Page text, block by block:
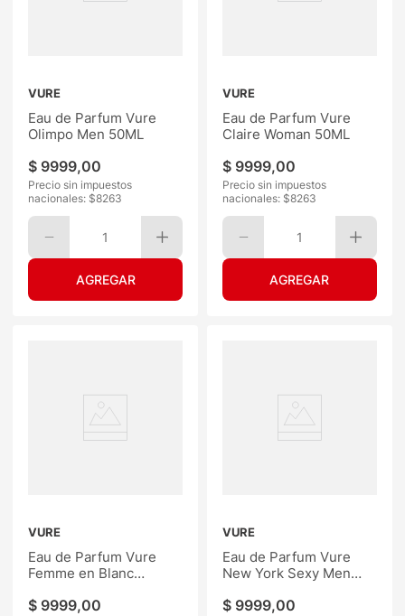
VURE
Eau de Parfum Vure
Olimpo Men 50ML
$ 9999,00
Precio sin impuestos
nacionales: $8263
1
VURE
Eau de Parfum Vure
Claire Woman 50ML
$ 9999,00
Precio sin impuestos
nacionales: $8263
1
VURE
Eau de Parfum Vure
Femme en Blanc
$ 9999,00
VURE
Eau de Parfum Vure
New York Sexy Men
$ 9999,00